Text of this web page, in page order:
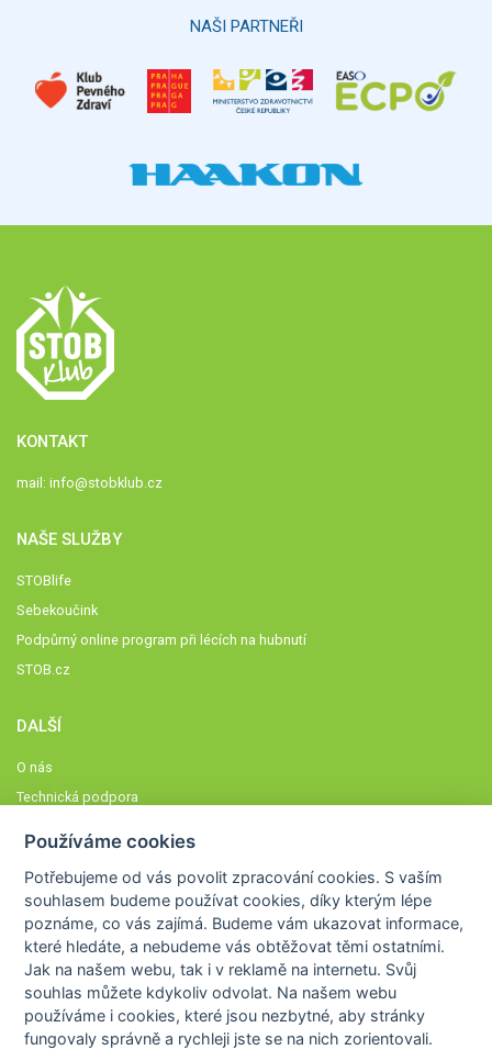
NAŠI PARTNEŘI
KONTAKT
mail: info@stobklub.cz
NAŠE SLUŽBY
STOBlife
Sebekoučink
Podpůrný online program při lécích na hubnutí
STOB.cz
DALŠÍ
O nás
Technická podpora
Členové STOBklubu
Zásady nakládání s osobními údaji
Otestujte se
Spočítejte si
Výzva 52
Používáme cookies
Potřebujeme od vás povolit zpracování cookies. S vaším
souhlasem budeme používat cookies, díky kterým lépe
poznáme,co vás zajímá. Budeme vám ukazovat informace,
které hledáte, a nebudeme vás obtěžovat těmi ostatními.
Jak na našem webu, tak i v reklamě na internetu. Svůj
souhlas můžete kdykoliv odvolat. Na našem webu
používáme i cookies, které jsou nezbytné, aby stránky
fungovaly správně a rychleji jste se na nich zorientovali.